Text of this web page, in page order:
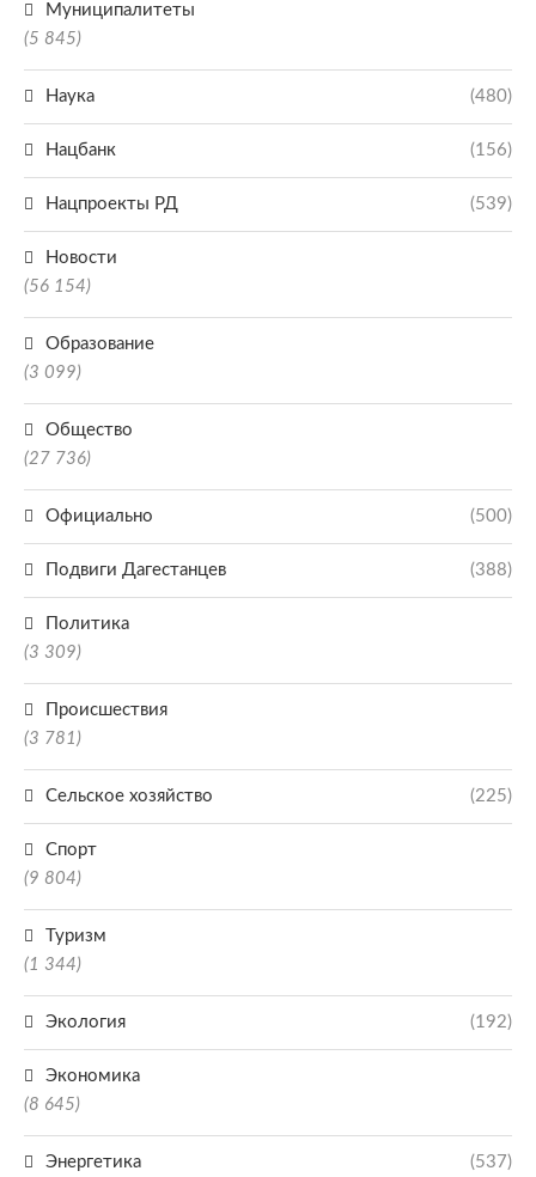
Муниципалитеты
(5 845)
Наука (480)
Нацбанк (156)
Нацпроекты РД (539)
Новости
(56 154)
Образование
(3 099)
Общество
(27 736)
Официально (500)
Подвиги Дагестанцев (388)
Политика
(3 309)
Происшествия
(3 781)
Сельское хозяйство (225)
Спорт
(9 804)
Туризм
(1 344)
Экология (192)
Экономика
(8 645)
Энергетика (537)